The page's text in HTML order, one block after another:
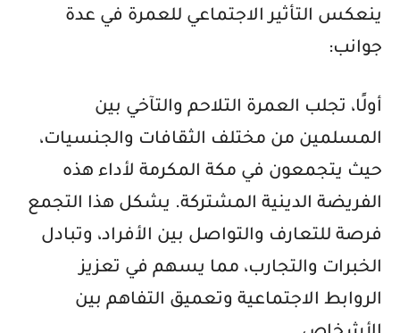
ينعكس التأثير الاجتماعي للعمرة في عدة
جوانب:
أولًا، تجلب العمرة التلاحم والتآخي بين
المسلمين من مختلف الثقافات والجنسيات،
حيث يتجمعون في مكة المكرمة لأداء هذه
الفريضة الدينية المشتركة. يشكل هذا التجمع
فرصة للتعارف والتواصل بين الأفراد، وتبادل
الخبرات والتجارب، مما يسهم في تعزيز
الروابط الاجتماعية وتعميق التفاهم بين